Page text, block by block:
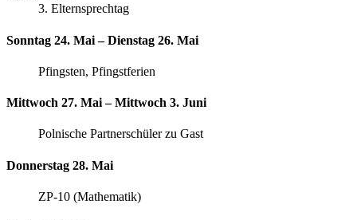
3. Elternsprechtag
Sonntag 24. Mai – Dienstag 26. Mai
Pfingsten, Pfingstferien
Mittwoch 27. Mai – Mittwoch 3. Juni
Polnische Partnerschüler zu Gast
Donnerstag 28. Mai
ZP-10 (Mathematik)